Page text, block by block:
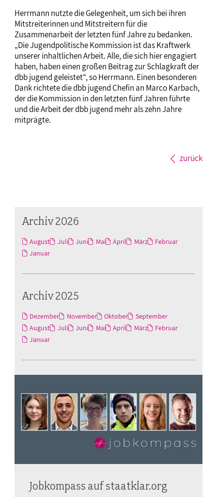
Herrmann nutzte die Gelegenheit, um sich bei ihren
Mitstreiterinnen und Mitstreitern für die
Zusammenarbeit der letzten fünf Jahre zu bedanken.
„Die Jugendpolitische Kommission ist das Kraftwerk
unserer inhaltlichen Arbeit. Alle, die sich hier engagiert
haben, haben einen großen Beitrag zur Schlagkraft der
dbb jugend geleistet“, so Herrmann. Einen besonderen
Dank richtete die dbb jugend Chefin an Marco Karbach,
der die Kommission in den letzten fünf Jahren führte
und die Arbeit der dbb jugend mehr als zehn Jahre
mitprägte.
zurück
Archiv 2026
August Juli Juni Mai April März
Februar
Januar
Archiv 2025
Dezember November Oktober
September
August
Juli Juni Mai April März
Februar
Januar
Jobkompass auf staatklar.org